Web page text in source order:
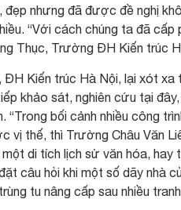
đẹp nhưng đã được đề nghị
“Với cách chúng ta đã
Thục, Trường ĐH Kiến trúc
Kiến trúc Hà Nội, lại xót
khảo sát, nghiên cứu tại
“Trong bối cảnh nhiều công
vị thế, thì Trường Châu Văn
di tích lịch sử văn hóa,
câu hỏi khi một số dãy nhà
tu nâng cấp sau nhiều